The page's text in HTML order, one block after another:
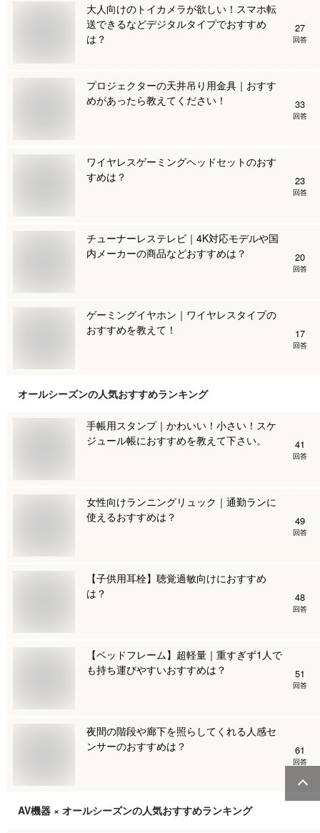
大人向けのトイカメラが欲しい！スマホ転
送できるなどデジタルタイプでおすすめ
は？
27
回答
プロジェクターの天井吊り用金具｜おすす
めがあったら教えてください！
33
回答
ワイヤレスゲーミングヘッドセットのおす
すめは？
23
回答
チューナーレステレビ｜4K対応モデルや国
内メーカーの商品などおすすめは？
20
回答
ゲーミングイヤホン｜ワイヤレスタイプの
おすすめを教えて！
17
回答
オールシーズンの人気おすすめランキング
手帳用スタンプ｜かわいい！小さい！スケ
ジュール帳におすすめを教えて下さい。
41
回答
女性向けランニングリュック｜通勤ランに
使えるおすすめは？
49
回答
【子供用耳栓】聴覚過敏向けにおすすめ
は？
48
回答
【ベッドフレーム】超軽量｜重すぎず1人で
も持ち運びやすいおすすめは？
51
回答
夜間の階段や廊下を照らしてくれる人感セ
ンサーのおすすめは？
61
回答
AV機器 × オールシーズンの人気おすすめランキング